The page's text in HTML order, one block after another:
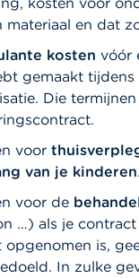
materiaal en dat
kosten vóór
gemaakt
Die
voor
van je kinderen.
voor de
…) als je
opgenomen is,
In zulke